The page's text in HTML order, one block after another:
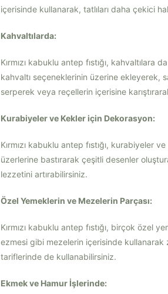
içerisinde kullanarak, tatlıları daha çekici
Kahvaltılarda:
Kırmızı kabuklu antep fıstığı,
kahvaltı seçeneklerinin üzerine ekleyerek,
serperek veya reçellerin içerisine
Kurabiyeler ve Kekler için Dekorasyon:
Kırmızı kabuklu antep fıstığı,
üzerlerine bastırarak çeşitli desenler
lezzetini artırabilirsiniz.
Özel Yemeklerin ve Mezelerin Parçası:
Kırmızı kabuklu antep fıstığı, birçok özel
ezmesi gibi mezelerin içerisinde
tariflerinde de kullanabilirsiniz.
Ekmek ve Hamur İşlerinde: